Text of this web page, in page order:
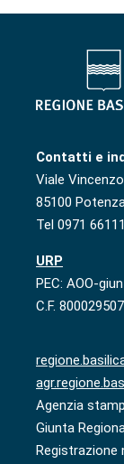
Contatti e
Viale
85100
Tel 0971
URP
PEC: AOO-
C.F.
Agenzia
Giunta
Registrazione